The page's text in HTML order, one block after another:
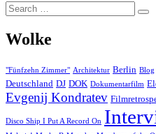
Search
for:
Wolke
"Fünfzehn Zimmer" Architektur Berlin Blog
Deutschland DJ DOK Dokumentarfilm
Evgenij Kondratev
Disco Ship I Put A Record On